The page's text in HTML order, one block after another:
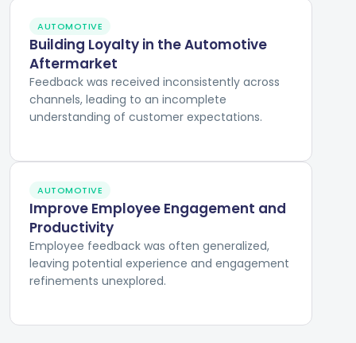
AUTOMOTIVE
Building Loyalty in the Automotive
Aftermarket
Feedback was received inconsistently across
channels, leading to an incomplete
understanding of customer expectations.
AUTOMOTIVE
Improve Employee Engagement and
Productivity
Employee feedback was often generalized,
leaving potential experience and engagement
refinements unexplored.